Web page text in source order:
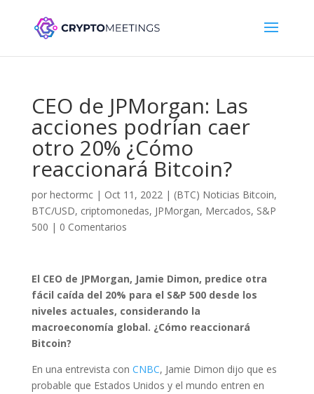
CEO de JPMorgan: Las
acciones podrían caer
otro 20% ¿Cómo
reaccionará Bitcoin?
por hectormc| Oct 11, 2022| (BTC) Noticias Bitcoin,
BTC/USD, criptomonedas, JPMorgan, Mercados, S&P
500 | 0 Comentarios
El CEO de JPMorgan, Jamie Dimon, predice otra
fácil caída del 20% para el S&P 500 desde los
niveles actuales, considerando la
macroeconomía global. ¿Cómo reaccionará
Bitcoin?
En una entrevista con CNBC, Jamie Dimon dijo que es
probable que Estados Unidos y el mundo entren en